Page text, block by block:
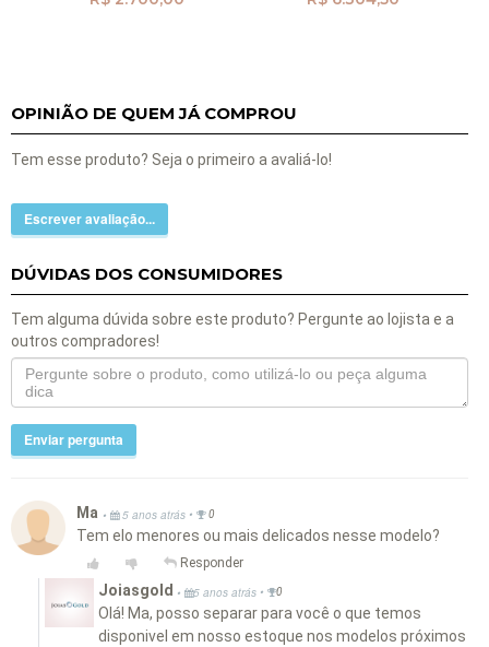
OPINIÃO DE QUEM JÁ COMPROU
Tem esse produto? Seja o primeiro a avaliá-lo!
Escrever avaliação...
DÚVIDAS DOS CONSUMIDORES
Tem alguma dúvida sobre este produto? Pergunte ao lojista e a
outros compradores!
Enviar pergunta
Ma • 5 anos atrás • 0
Tem elo menores ou mais delicados nesse modelo?
Responder
Joiasgold • 5 anos atrás • 0
Olá! Ma, posso separar para você o que temos
disponivel em nosso estoque nos modelos próximos